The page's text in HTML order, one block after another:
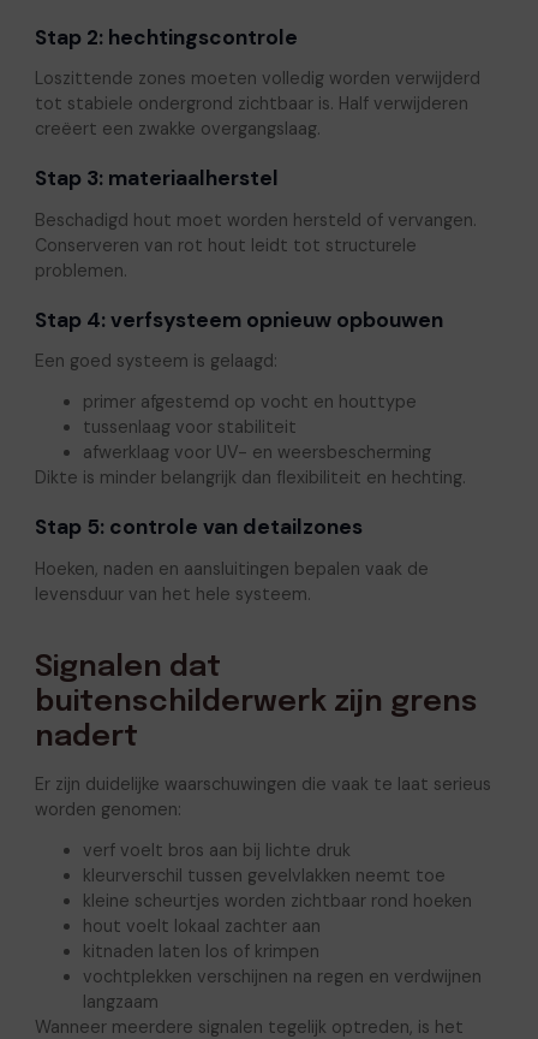
Stap 2: hechtingscontrole
Loszittende zones moeten volledig worden verwijderd
tot stabiele ondergrond zichtbaar is. Half verwijderen
creëert een zwakke overgangslaag.
Stap 3: materiaalherstel
Beschadigd hout moet worden hersteld of vervangen.
Conserveren van rot hout leidt tot structurele
problemen.
Stap 4: verfsysteem opnieuw opbouwen
Een goed systeem is gelaagd:
primer afgestemd op vocht en houttype
tussenlaag voor stabiliteit
afwerklaag voor UV- en weersbescherming
Dikte is minder belangrijk dan flexibiliteit en hechting.
Stap 5: controle van detailzones
Hoeken, naden en aansluitingen bepalen vaak de
levensduur van het hele systeem.
Signalen dat
buitenschilderwerk zijn grens
nadert
Er zijn duidelijke waarschuwingen die vaak te laat serieus
worden genomen:
verf voelt bros aan bij lichte druk
kleurverschil tussen gevelvlakken neemt toe
kleine scheurtjes worden zichtbaar rond hoeken
hout voelt lokaal zachter aan
kitnaden laten los of krimpen
vochtplekken verschijnen na regen en verdwijnen
langzaam
Wanneer meerdere signalen tegelijk optreden, is het